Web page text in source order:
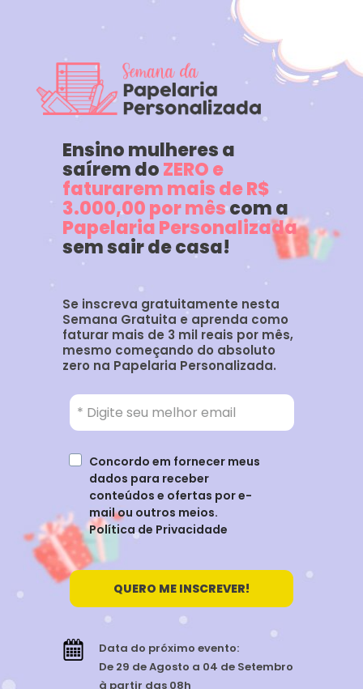
Ensinomulheres a
saírem do ZERO e
faturarem mais de R$
3.000,00por mês com a
Papelaria Personalizada
sem sair de casa!
Se inscreva gratuitamente nesta
Semana Gratuita e aprenda como
faturar mais de 3 mil reais por mês,
mesmo começando do absoluto
zero na Papelaria Personalizada.
Concordo em fornecer meus
dados para receber
conteúdos e ofertas por e-
Política de Privacidade
QUERO ME INSCREVER!
Data do próximo evento:
De 29 de Agosto a 04 de Setembro
à partir das 08h